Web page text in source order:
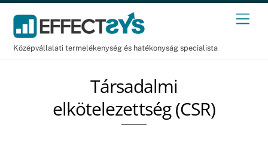
Skip
content
Középvállalati termelékenység és hatékonyság specialista
Társadalmi
elkötelezettség (CSR)